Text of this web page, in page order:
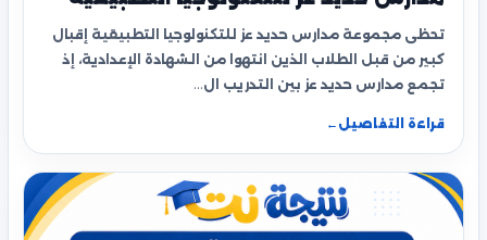
تحظى مجموعة مدارس حديد عز للتكنولوجيا التطبيقية إقبال
كبير من قبل الطلاب الذين انتهوا من الشهادة الإعدادية، إذ
تجمع مدارس حديد عز بين التدريب ال…
قراءة التفاصيل ←